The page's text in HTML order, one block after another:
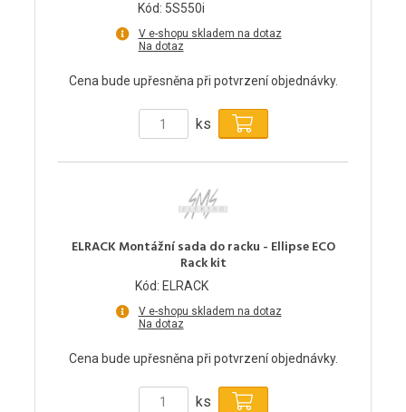
Kód: 5S550i
V e-shopu skladem na dotaz
Na dotaz
Cena bude upřesněna při potvrzení objednávky.
ks
ELRACK Montážní sada do racku - Ellipse ECO
Rack kit
Kód: ELRACK
V e-shopu skladem na dotaz
Na dotaz
Cena bude upřesněna při potvrzení objednávky.
ks